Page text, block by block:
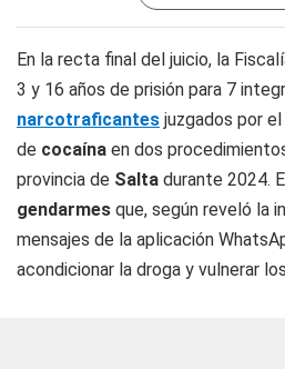
En la recta final del juicio, la
3 y 16 años de prisión para 7
narcotraficantes juzgados por
de cocaína en dos
provincia de Salta durante 2024.
gendarmes que, según reveló la
mensajes de la aplicación
acondicionar la droga y vulnerar